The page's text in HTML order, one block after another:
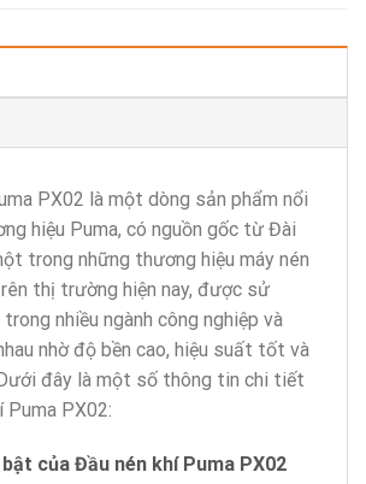
PX02 là một dòng sản phẩm nổi
hiệu Puma, có nguồn gốc từ Đài
trong những thương hiệu máy nén
thị trường hiện nay, được sử
nhiều ngành công nghiệp và
nhờ độ bền cao, hiệu suất tốt và
đây là một số thông tin chi tiết
Puma PX02:
của Đầu nén khí Puma PX02